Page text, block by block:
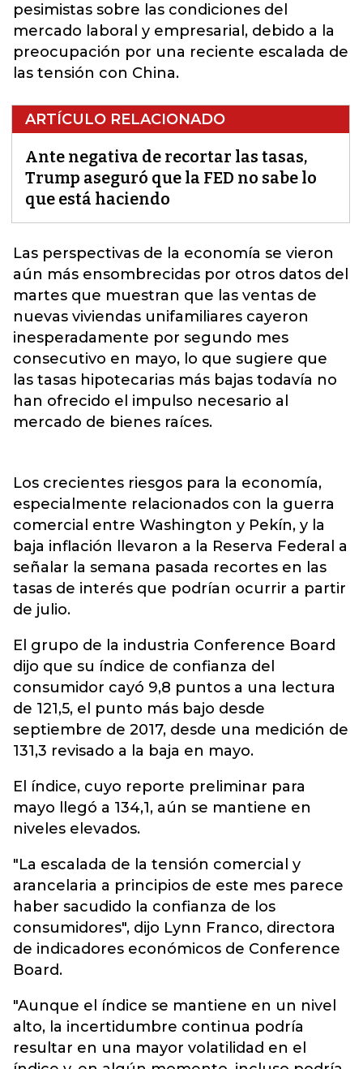
pesimistas sobre las condiciones del
mercado laboral y empresarial, debido a la
preocupación por una reciente escalada de
las tensión con China.
ARTÍCULO RELACIONADO
Ante negativa de recortar las tasas,
Trump aseguró que la FED no sabe lo
que está haciendo
Las perspectivas de la economía se vieron
aún más ensombrecidas por otros datos del
martes que muestran que las ventas de
nuevas viviendas unifamiliares cayeron
inesperadamente por segundo mes
consecutivo en mayo, lo que sugiere que
las tasas hipotecarias más bajas todavía no
han ofrecido el impulso necesario al
mercado de bienes raíces.
Los crecientes riesgos para la economía,
especialmente relacionados con la guerra
comercial entre Washington y Pekín, y la
baja inflación llevaron a la Reserva Federal a
señalar la semana pasada recortes en las
tasas de interés que podrían ocurrir a partir
de julio.
El grupo de la industria Conference Board
dijo que su índice de confianza del
consumidor cayó 9,8 puntos a una lectura
de 121,5, el punto más bajo desde
septiembre de 2017, desde una medición de
131,3 revisado a la baja en mayo.
El índice, cuyo reporte preliminar para
mayo llegó a 134,1, aún se mantiene en
niveles elevados.
"La escalada de la tensión comercial y
arancelaria a principios de este mes parece
haber sacudido la confianza de los
consumidores", dijo Lynn Franco, directora
de indicadores económicos de Conference
Board.
"Aunque el índice se mantiene en un nivel
alto, la incertidumbre continua podría
resultar en una mayor volatilidad en el